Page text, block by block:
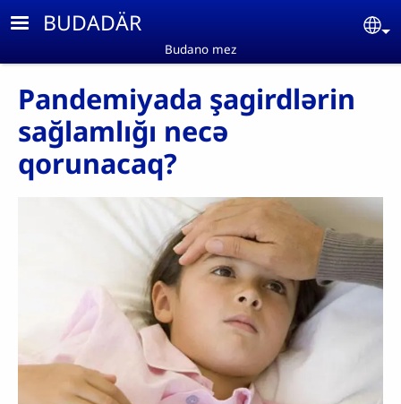
Skip to main content
BUDADÄR
Budano mez
Pandemiyada şagirdlərin
sağlamlığı necə
qorunacaq?